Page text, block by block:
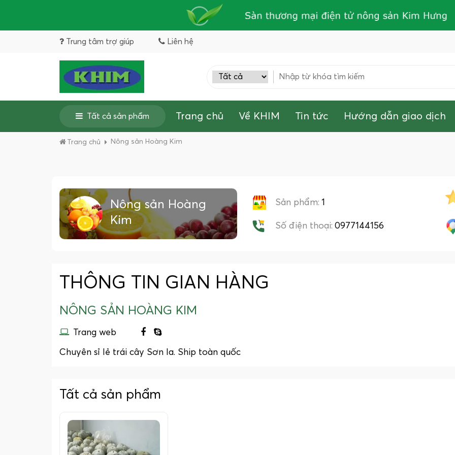
Trung tâm trợ giúp Liên hệ
Tất cả sản phẩm Trang chủ Về KHIM Tin tức Hướng dẫn giao dịch
Trang chủ Nông sản Hoàng Kim
Nông sản Hoàng
Kim
Sản phẩm: 1
Số điện thoại: 0977144156
THÔNG TIN GIAN HÀNG
NÔNG SẢN HOÀNG KIM
Trang web
Chuyên sỉ lẻ trái cây Sơn la. Ship toàn quốc
Tất cả sản phẩm